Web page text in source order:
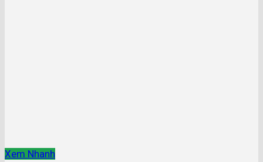
Xem Nhanh